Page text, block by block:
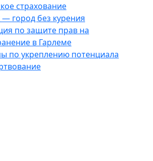
страхование
город без курения
по защите прав на
в Гарлеме
по укреплению потенциала